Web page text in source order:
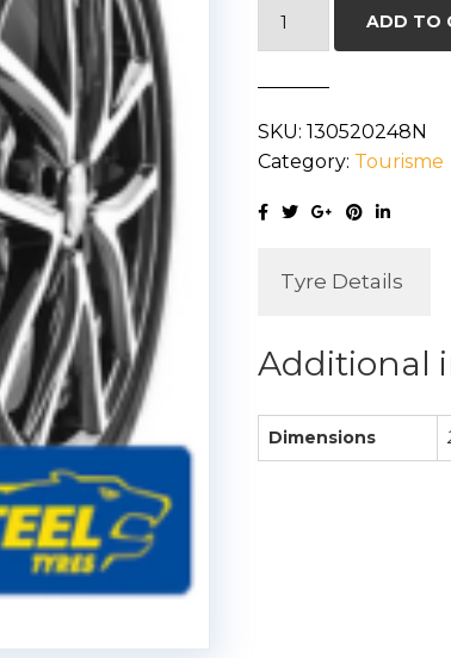
quantity
ADD TO
SKU: 130520248N
Category: Tourisme
Tyre Details
Additional
Dimensions